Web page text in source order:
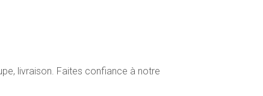
livraison. Faites confiance à notre